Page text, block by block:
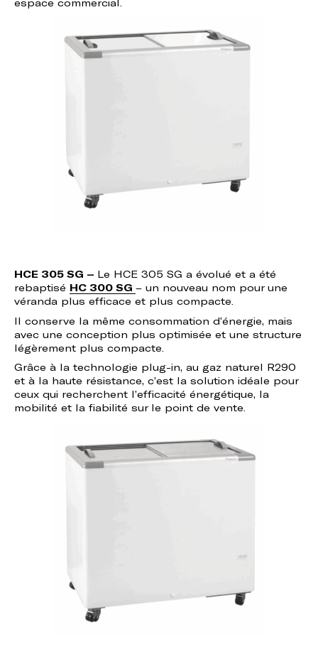
espace commercial.
HCE 305 SG – Le HCE 305 SG a évolué et a été
rebaptisé HC 300 SG – un nouveau nom pour une
véranda plus efficace et plus compacte.
Il conserve la même consommation d’énergie, mais
avec une conception plus optimisée et une structure
légèrement plus compacte.
Grâce à la technologie plug-in, au gaz naturel R290
et à la haute résistance, c’est la solution idéale pour
ceux qui recherchent l’efficacité énergétique, la
mobilité et la fiabilité sur le point de vente.